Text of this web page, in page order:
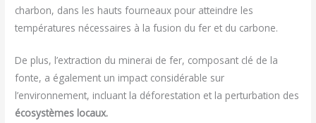
charbon, dans les hauts fourneaux pour atteindre les
températures nécessaires à la fusion du fer et du carbone.
De plus, l’extraction du minerai de fer, composant clé de la
fonte, a également un impact considérable sur
l’environnement, incluant la déforestation et la perturbation des
écosystèmes locaux.